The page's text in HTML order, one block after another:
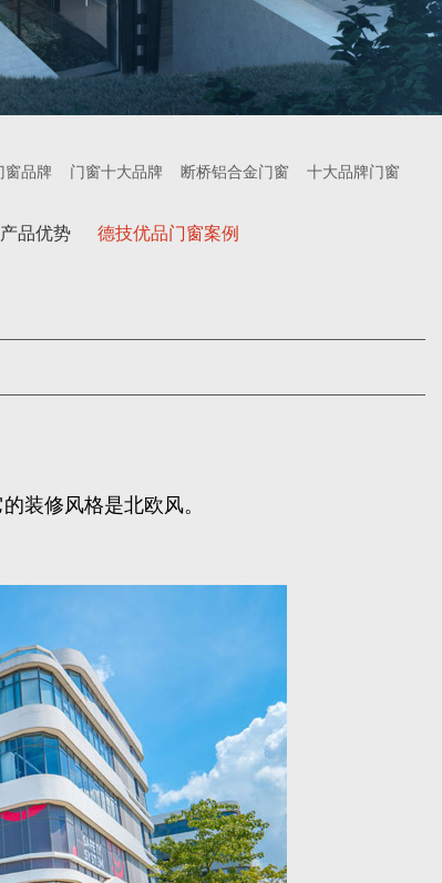
窗品牌 门窗十大品牌 断桥铝合金门窗 十大品牌门窗
产品优势 德技优品门窗案例
装修风格是北欧风。